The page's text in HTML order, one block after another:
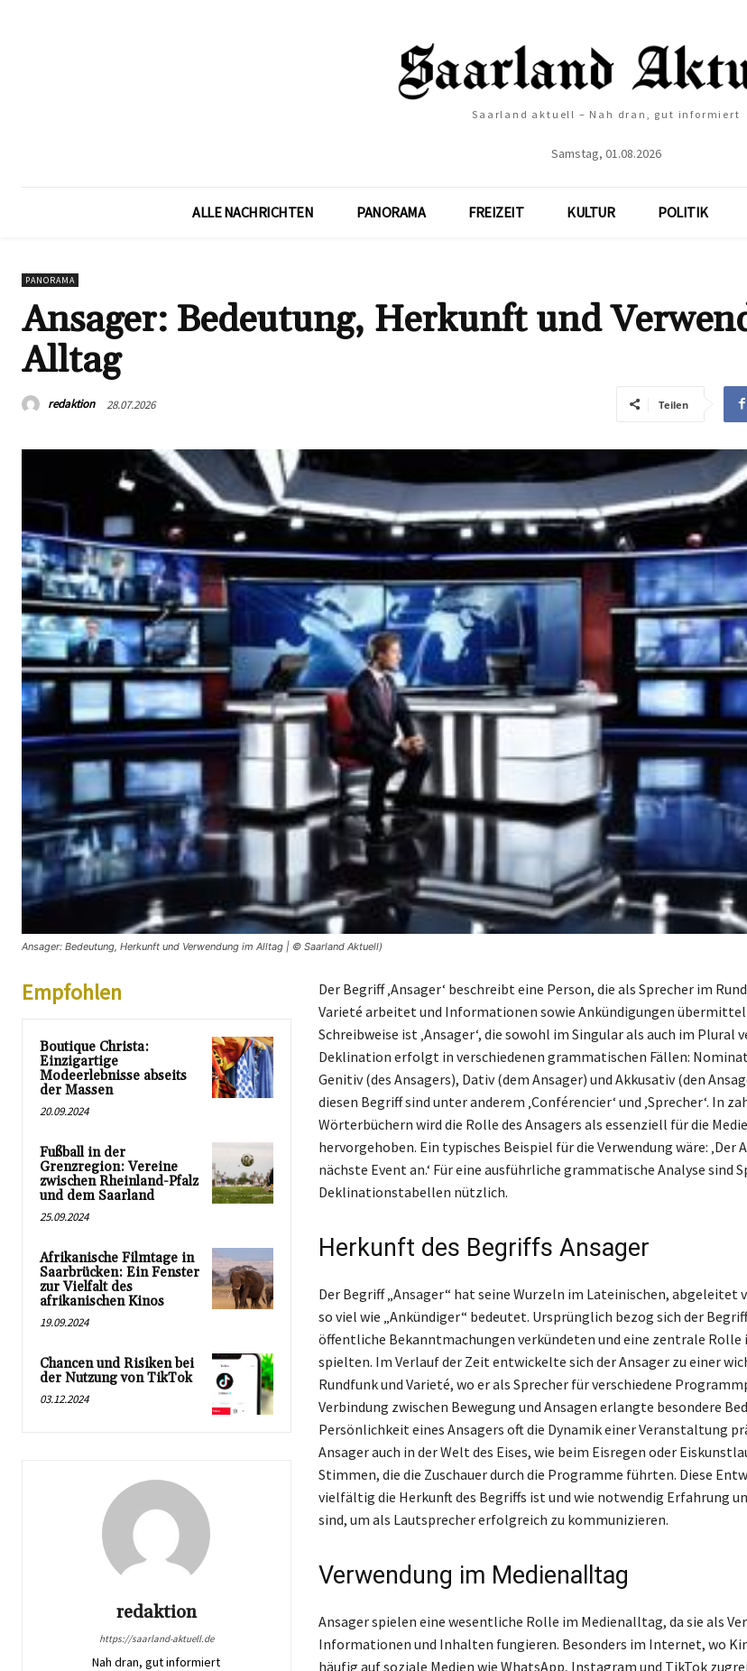
Saarland aktuell – Nah dran, gut informiert
Samstag, 01.08.2026
ALLE NACHRICHTEN PANORAMA FREIZEIT KULTUR POLITIK
PANORAMA
Ansager: Bedeutung, Herkunft und
Alltag
redaktion 28.07.2026 Teilen
Ansager: Bedeutung, Herkunft und Verwendung im Alltag | © Saarland Aktuell)
Empfohlen
Boutique Christa:
Einzigartige
Modeerlebnisse abseits
der Massen
20.09.2024
Fußball in der
Grenzregion: Vereine
zwischen Rheinland-Pfalz
und dem Saarland
25.09.2024
Afrikanische Filmtage in
Saarbrücken: Ein Fenster
zur Vielfalt des
afrikanischen Kinos
19.09.2024
Chancen und Risiken bei
der Nutzung von TikTok
03.12.2024
redaktion
https://saarland-aktuell.de
Nah dran, gut informiert
Der Begriff ‚Ansager‘ beschreibt eine Person, die als Sprecher im
Varieté arbeitet und Informationen sowie Ankündigungen
Schreibweise ist ‚Ansager‘, die sowohl im Singular als auch im Plural
Deklination erfolgt in verschiedenen grammatischen Fällen:
Genitiv (des Ansagers), Dativ (dem Ansager) und Akkusativ (den
diesen Begriff sind unter anderem ‚Conférencier‘ und ‚Sprecher‘. In
Wörterbüchern wird die Rolle des Ansagers als essenziell für die
hervorgehoben. Ein typisches Beispiel für die Verwendung wäre: ‚Der
nächste Event an.‘ Für eine ausführliche grammatische Analyse sind
Deklinationstabellen nützlich.
Herkunft des Begriffs Ansager
Der Begriff „Ansager“ hat seine Wurzeln im Lateinischen, abgeleitet
so viel wie „Ankündiger“ bedeutet. Ursprünglich bezog sich der
öffentliche Bekanntmachungen verkündeten und eine zentrale
spielten. Im Verlauf der Zeit entwickelte sich der Ansager zu einer
Rundfunk und Varieté, wo er als Sprecher für verschiedene
Verbindung zwischen Bewegung und Ansagen erlangte besondere
Persönlichkeit eines Ansagers oft die Dynamik einer Veranstaltung
Ansager auch in der Welt des Eises, wie beim Eisregen oder
Stimmen, die die Zuschauer durch die Programme führten. Diese
vielfältig die Herkunft des Begriffs ist und wie notwendig Erfahrung
sind, um als Lautsprecher erfolgreich zu kommunizieren.
Verwendung im Medienalltag
Ansager spielen eine wesentliche Rolle im Medienalltag, da sie als
Informationen und Inhalten fungieren. Besonders im Internet, wo
häufig auf soziale Medien wie WhatsApp, Instagram und TikTok